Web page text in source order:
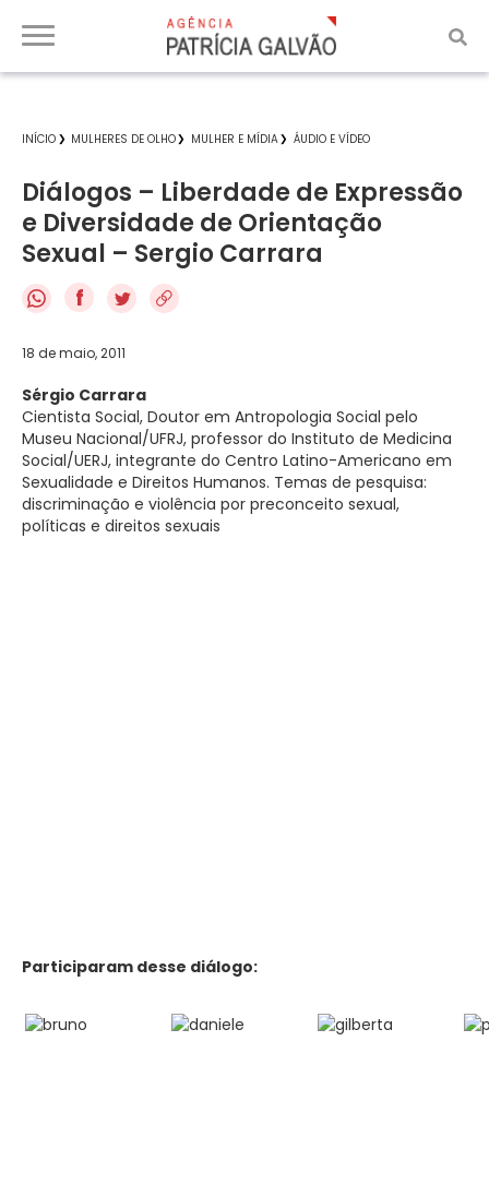
INÍCIO MULHERES DE OLHO MULHER E MÍDIA ÁUDIO E VÍDEO
Diálogos – Liberdade de Expressão
e Diversidade de Orientação
Sexual – Sergio Carrara
f
18 de maio, 2011
Sérgio Carrara
Cientista Social, Doutor em Antropologia Social pelo
Museu Nacional/UFRJ, professor do Instituto de Medicina
Social/UERJ, integrante do Centro Latino-Americano em
Sexualidade e Direitos Humanos. Temas de pesquisa:
discriminação e violência por preconceito sexual,
políticas e direitos sexuais
Participaram desse diálogo: